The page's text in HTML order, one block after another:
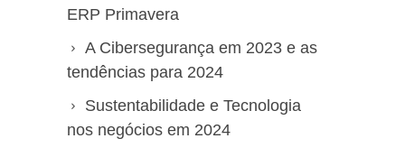
ERP Primavera
A Cibersegurança em 2023 e as
tendências para 2024
Sustentabilidade e Tecnologia
nos negócios em 2024